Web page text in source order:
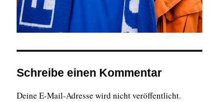
Schreibe einen Kommentar
Deine E-Mail-Adresse wird nicht veröffentlicht.